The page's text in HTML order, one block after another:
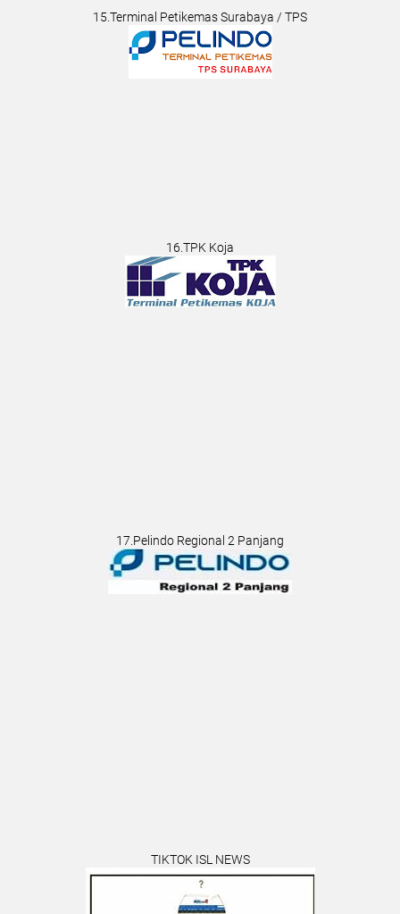
15.Terminal Petikemas Surabaya / TPS
16.TPK Koja
17.Pelindo Regional 2 Panjang
TIKTOK ISL NEWS